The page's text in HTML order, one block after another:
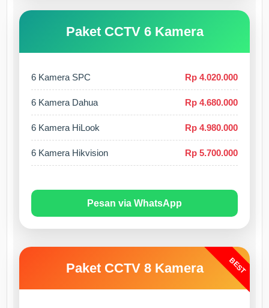
Paket CCTV 6 Kamera
6 Kamera SPC Rp 4.020.000
6 Kamera Dahua Rp 4.680.000
6 Kamera HiLook Rp 4.980.000
6 Kamera Hikvision Rp 5.700.000
Pesan via WhatsApp
BEST
Paket CCTV 8 Kamera